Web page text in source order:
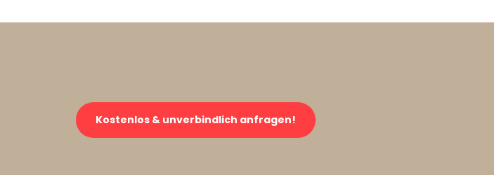
Kostenlos & unverbindlich anfragen!